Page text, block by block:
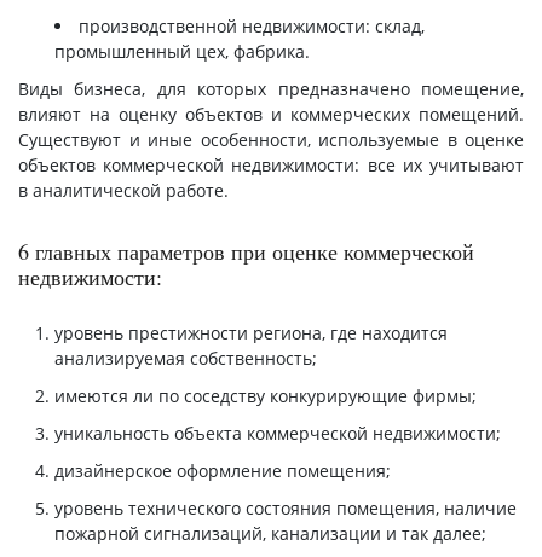
производственной недвижимости: склад,
промышленный цех, фабрика.
Виды бизнеса, для которых предназначено помещение,
влияют на оценку объектов и коммерческих помещений.
Существуют и иные особенности, используемые в оценке
объектов коммерческой недвижимости: все их учитывают
в аналитической работе.
6 главных параметров при оценке коммерческой
недвижимости:
уровень престижности региона, где находится
анализируемая собственность;
имеются ли по соседству конкурирующие фирмы;
уникальность объекта коммерческой недвижимости;
дизайнерское оформление помещения;
уровень технического состояния помещения, наличие
пожарной сигнализаций, канализации и так далее;